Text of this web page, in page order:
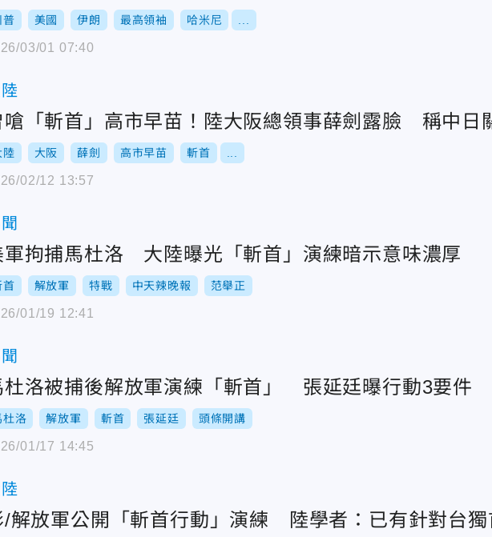
普 美國 伊朗 最高領袖 哈米尼
03/01 07:40
嗆「斬首」高市早苗！陸大阪總領事薛劍露臉 稱中日
陸 大阪 薛劍 高市早苗 斬首
02/12 13:57
軍拘捕馬杜洛 大陸曝光「斬首」演練暗示意味濃厚
首 解放軍 特戰 中天辣晚報 范舉正
01/19 12:41
杜洛被捕後解放軍演練「斬首」 張延廷曝行動3要件
杜洛 解放軍 斬首 張延廷 頭條開講
01/17 14:45
/解放軍公開「斬首行動」演練 陸學者：已有針對台獨